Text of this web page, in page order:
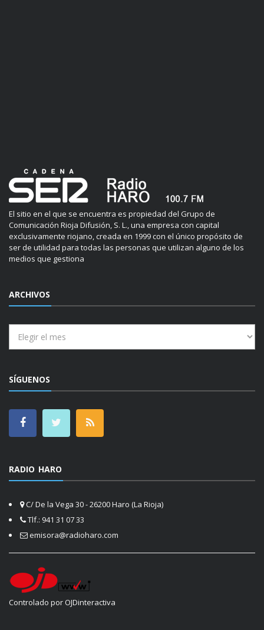
El sitio en el que se encuentra es propiedad del Grupo de
Comunicación Rioja Difusión, S. L., una empresa con capital
exclusivamente riojano, creada en 1999 con el único propósito de
ser de utilidad para todas las personas que utilizan alguno de los
medios que gestiona
ARCHIVOS
SÍGUENOS
RADIO HARO
C/ De la Vega 30 - 26200 Haro (La Rioja)
Tlf.: 941 31 07 33
emisora@radioharo.com
Controlado por OJDinteractiva